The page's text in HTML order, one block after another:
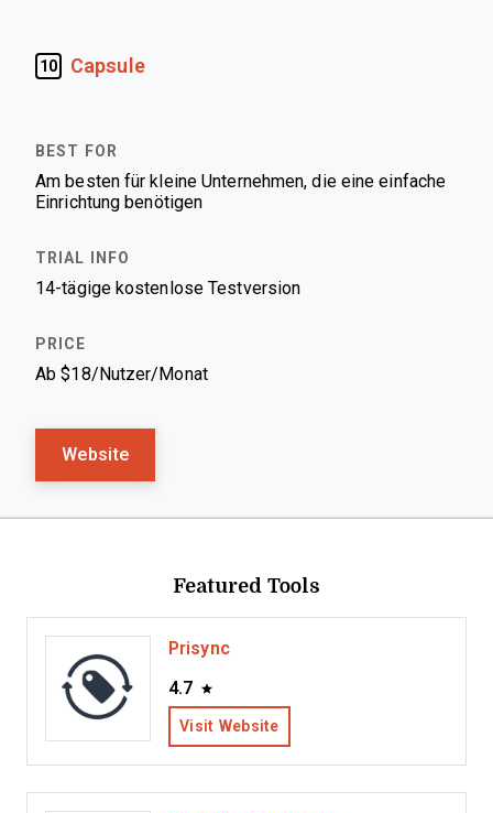
10 Capsule
Am besten für kleine Unternehmen, die eine einfache
Einrichtung benötigen
14-tägige kostenlose Testversion
Ab $18/Nutzer/Monat
Website
Featured Tools
Prisync
4.7
Visit Website